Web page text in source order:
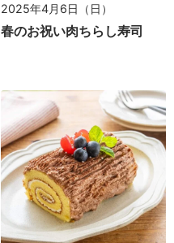
2025年4月6日（日）
春のお祝い肉ちらし寿司